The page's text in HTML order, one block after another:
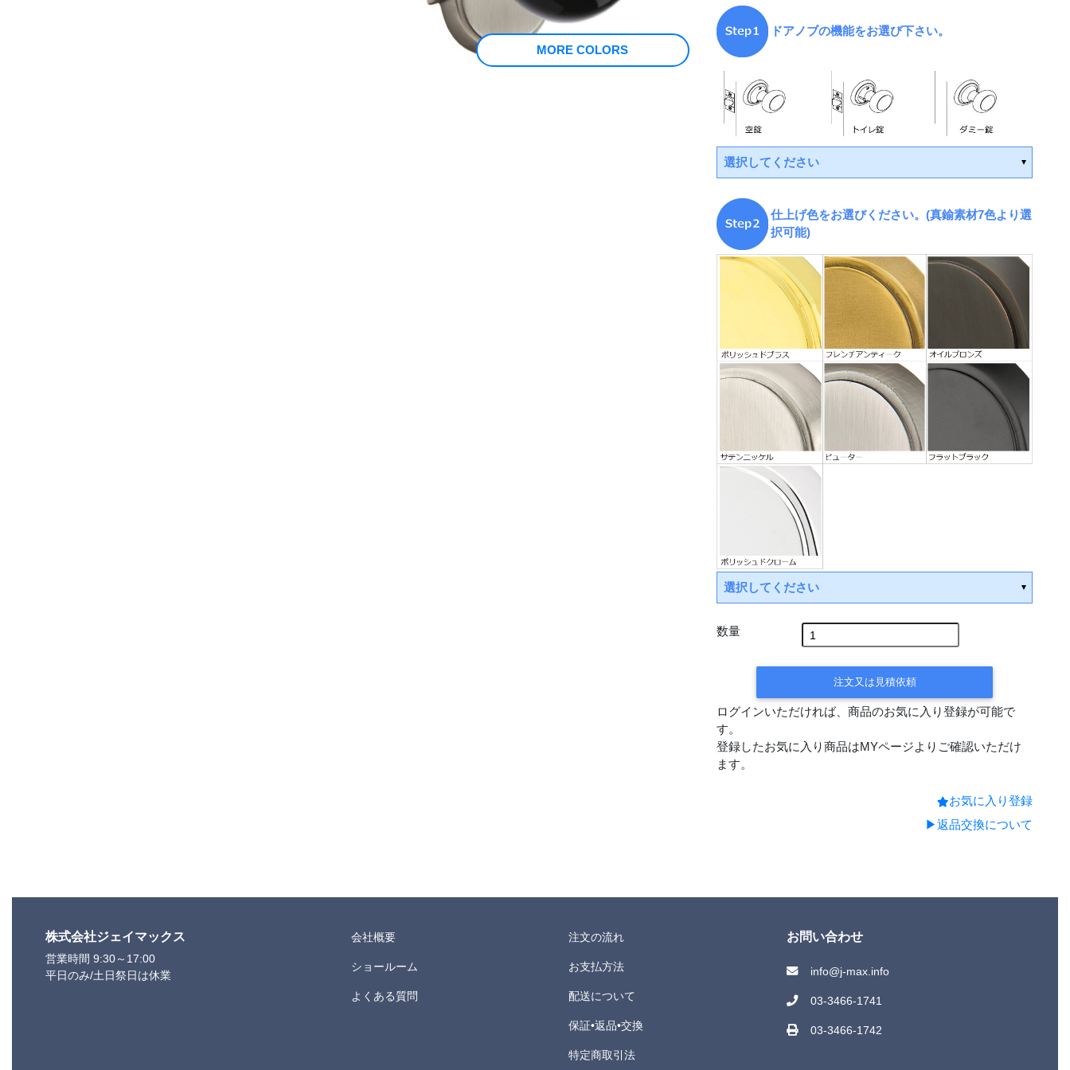
MORE COLORS
ドアノブの機能をお選び下さい。
選択してください
仕上げ色をお選びください。(真鍮素材7色より選
択可能)
選択してください
数量
注文又は見積依頼
ログインいただければ、商品のお気に入り登録が可能で
す。
登録したお気に入り商品はMYページよりご確認いただけ
ます。
お気に入り登録
▶返品交換について
株式会社ジェイマックス
営業時間 9:30～17:00
平日のみ/土日祭日は休業
会社概要
ショールーム
よくある質問
注文の流れ
お支払方法
配送について
保証•返品•交換
特定商取引法
お問い合わせ
info@j-max.info
03-3466-1741
03-3466-1742